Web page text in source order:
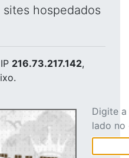
hospedados
216.73.217.142,
Digite
lado no